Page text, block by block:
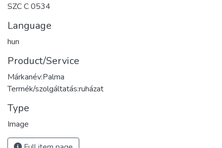
SZC C 0534
Language
hun
Product/Service
Márkanév:Palma
Termék/szolgáltatás:ruházat
Type
Image